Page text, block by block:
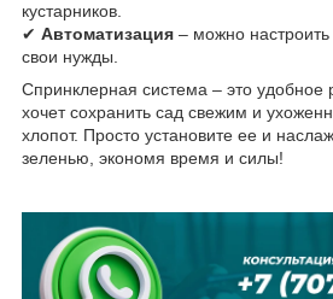
кустарников.
✔ Автоматизация – можно
свои нужды.
Спринклерная система – это удобное
хочет сохранить сад свежим и
хлопот. Просто установите ее и
зеленью, экономя время и силы!